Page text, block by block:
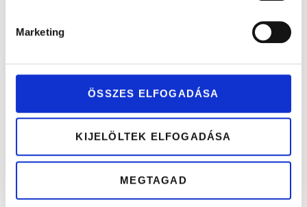
Marketing
ÖSSZES ELFOGADÁSA
KIJELÖLTEK ELFOGADÁSA
MEGTAGAD
Az esküvőn a karikagyűrű szimbolizálja az